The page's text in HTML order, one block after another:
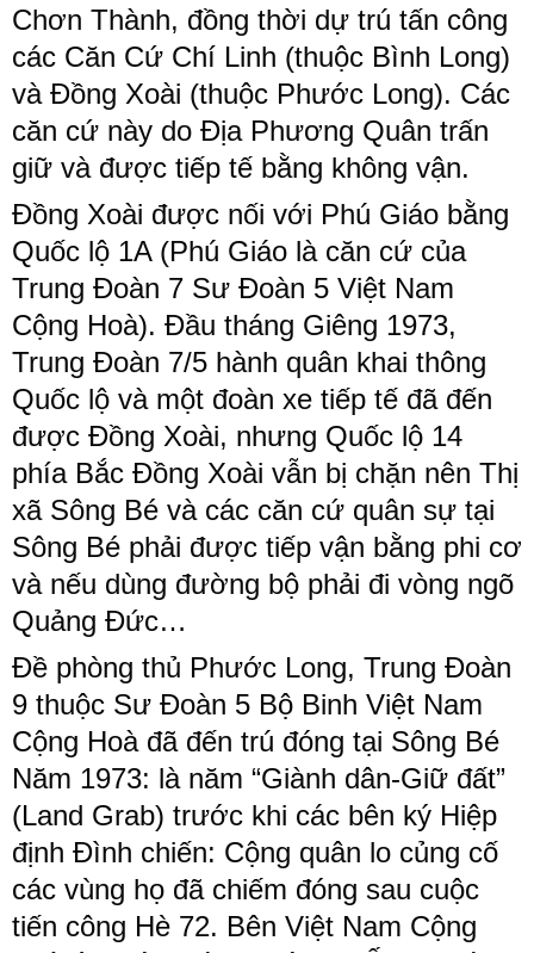
Chơn Thành, đồng thời dự trú tấn công
các Căn Cứ Chí Linh (thuộc Bình Long)
và Đồng Xoài (thuộc Phước Long). Các
căn cứ này do Địa Phương Quân trấn
giữ và được tiếp tế bằng không vận.
Đồng Xoài được nối với Phú Giáo bằng
Quốc lộ 1A (Phú Giáo là căn cứ của
Trung Đoàn 7 Sư Đoàn 5 Việt Nam
Cộng Hoà). Đầu tháng Giêng 1973,
Trung Đoàn 7/5 hành quân khai thông
Quốc lộ và một đoàn xe tiếp tế đã đến
được Đồng Xoài, nhưng Quốc lộ 14
phía Bắc Đồng Xoài vẫn bị chặn nên Thị
xã Sông Bé và các căn cứ quân sự tại
Sông Bé phải được tiếp vận bằng phi cơ
và nếu dùng đường bộ phải đi vòng ngõ
Quảng Đức…
Đề phòng thủ Phước Long, Trung Đoàn
9 thuộc Sư Đoàn 5 Bộ Binh Việt Nam
Cộng Hoà đã đến trú đóng tại Sông Bé
Năm​ 1973​: là năm “Giành dân-Giữ đất”
(Land Grab) trước khi các bên ký Hiệp
định Đình chiến: Cộng quân lo củng cố
các vùng họ đã chiếm đóng sau cuộc
tiến công Hè 72. Bên Việt Nam Cộng